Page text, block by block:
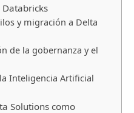
y migración a Delta
de la gobernanza y el
Inteligencia Artificial
Solutions como